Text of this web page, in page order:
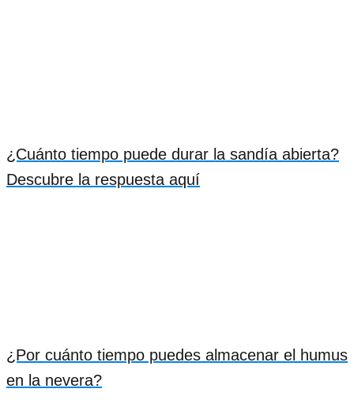
¿Cuánto tiempo puede durar la sandía abierta?
Descubre la respuesta aquí
¿Por cuánto tiempo puedes almacenar el humus
en la nevera?